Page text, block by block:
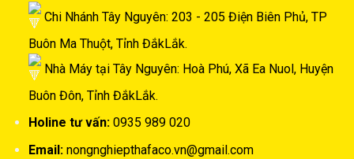
Chi Nhánh Tây Nguyên: 203 - 205 Điện Biên Phủ, TP
Buôn Ma Thuột, Tỉnh ĐắkLắk.
Nhà Máy tại Tây Nguyên: Hoà Phú, Xã Ea Nuol, Huyện
Buôn Đôn, Tỉnh ĐắkLắk.
Holine tư vấn: 0935 989 020
Email:nongnghiepthafaco.vn@gmail.com